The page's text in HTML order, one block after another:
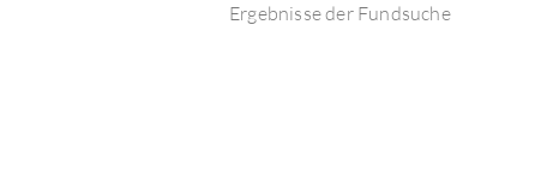
Ergebnisse der Fundsuche